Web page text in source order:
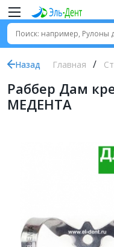
Назад Главная
Раббер Дам
МЕДЕНТА